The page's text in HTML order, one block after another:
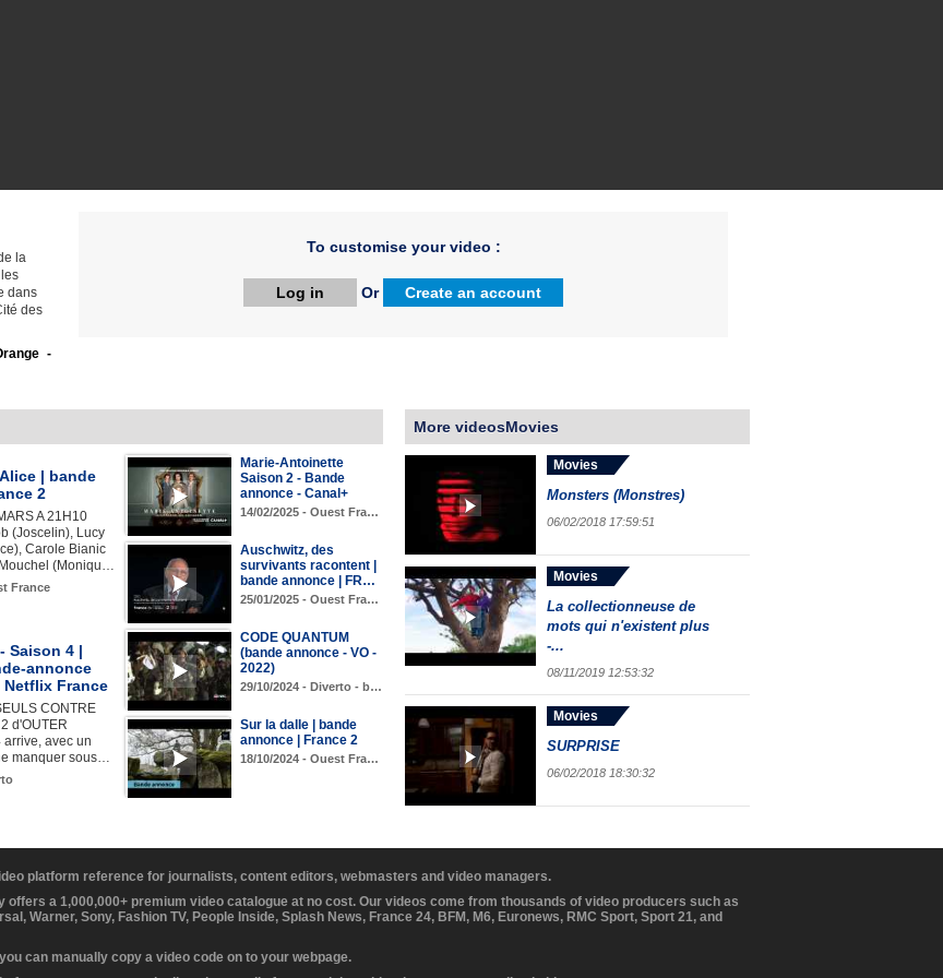
la
dans
des
-
To customise your video :
Log in Or Create an account
| bande
2
A 21H10
(Joscelin), Lucy
Carole Bianic
(Moniqu…
France
Marie-Antoinette
Saison 2 - Bande
annonce - Canal+
14/02/2025 - Ouest Fra…
Auschwitz, des
survivants racontent |
bande annonce | FR…
25/01/2025 - Ouest Fra…
Saison 4 |
annonce
France
CONTRE
d'OUTER
arrive, avec un
manquer sous…
CODE QUANTUM
(bande annonce - VO -
2022)
29/10/2024 - Diverto - b…
Sur la dalle | bande
annonce | France 2
18/10/2024 - Ouest Fra…
More videosMovies
Movies
Monsters (Monstres)
06/02/2018 17:59:51
Movies
La collectionneuse de
mots qui n'existent plus
-...
08/11/2019 12:53:32
Movies
SURPRISE
06/02/2018 18:30:32
platform reference for journalists, content editors, webmasters and video managers.
offers a 1,000,000+ premium video catalogue at no cost. Our videos come from thousands of video producers such as
Warner, Sony, Fashion TV, People Inside, Splash News, France 24, BFM, M6, Euronews, RMC Sport, Sport 21, and
can manually copy a video code on to your webpage.